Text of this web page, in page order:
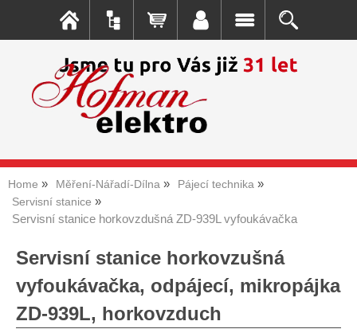
Home Měření-Nářadí-Dílna
Pájecí technika
Servisní stanice
Servisní stanice horkovzdušná ZD-939L vyfoukávačka
Servisní stanice horkovzušná
vyfoukávačka, odpájecí, mikropájka
ZD-939L, horkovzduch